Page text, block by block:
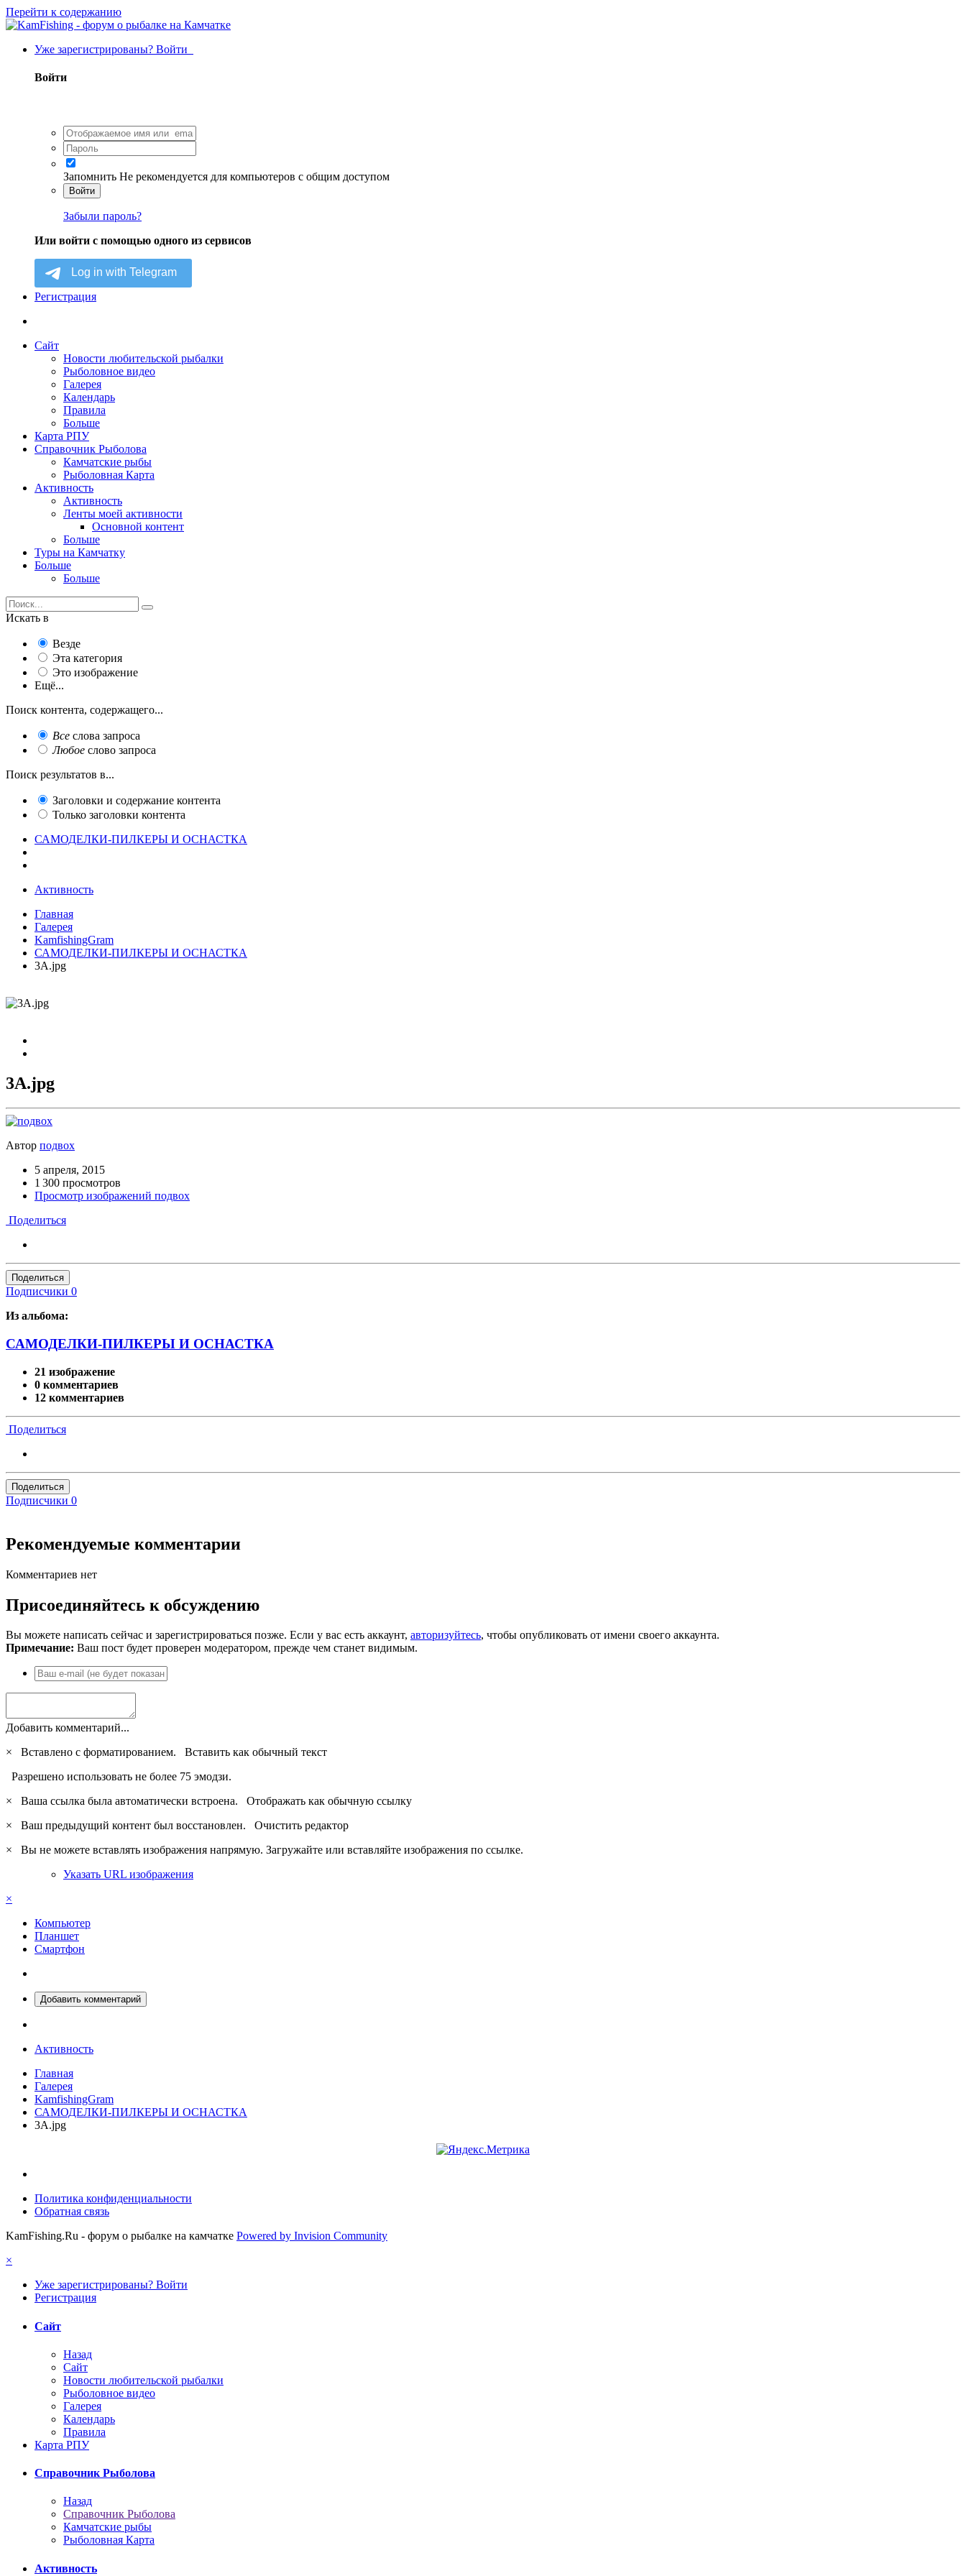
Перейти к содержанию
Уже зарегистрированы? Войти
Войти
Запомнить Не рекомендуется для компьютеров с общим доступом
Войти
Забыли пароль?
Или войти с помощью одного из сервисов
Регистрация
Сайт
Новости любительской рыбалки
Рыболовное видео
Галерея
Календарь
Правила
Больше
Карта РПУ
Справочник Рыболова
Камчатские рыбы
Рыболовная Карта
Активность
Активность
Ленты моей активности
Основной контент
Больше
Туры на Камчатку
Больше
Больше
Искать в
Везде
Эта категория
Это изображение
Ещё...
Поиск контента, содержащего...
Все слова запроса
Любое слово запроса
Поиск результатов в...
Заголовки и содержание контента
Только заголовки контента
САМОДЕЛКИ-ПИЛКЕРЫ И ОСНАСТКА
Активность
Главная
Галерея
KamfishingGram
САМОДЕЛКИ-ПИЛКЕРЫ И ОСНАСТКА
3А.jpg
3А.jpg
Автор подвох
5 апреля, 2015
1 300 просмотров
Просмотр изображений подвох
Поделиться
Поделиться
Подписчики 0
Из альбома:
САМОДЕЛКИ-ПИЛКЕРЫ И ОСНАСТКА
21 изображение
0 комментариев
12 комментариев
Поделиться
Поделиться
Подписчики 0
Рекомендуемые комментарии
Комментариев нет
Присоединяйтесь к обсуждению
Вы можете написать сейчас и зарегистрироваться позже. Если у вас есть аккаунт, авторизуйтесь, чтобы опубликовать от имени своего аккаунта.
Примечание: Ваш пост будет проверен модератором, прежде чем станет видимым.
Добавить комментарий...
×
Вставлено с форматированием. Вставить как обычный текст
Разрешено использовать не более 75 эмодзи.
×
Ваша ссылка была автоматически встроена. Отображать как обычную ссылку
×
Ваш предыдущий контент был восстановлен. Очистить редактор
×
Вы не можете вставлять изображения напрямую. Загружайте или вставляйте изображения по ссылке.
Указать URL изображения
×
Компьютер
Планшет
Смартфон
Добавить комментарий
Активность
Главная
Галерея
KamfishingGram
САМОДЕЛКИ-ПИЛКЕРЫ И ОСНАСТКА
3А.jpg
Политика конфиденциальности
Обратная связь
KamFishing.Ru - форум о рыбалке на камчатке Powered by Invision Community
×
Уже зарегистрированы? Войти
Регистрация
Сайт
Назад
Сайт
Новости любительской рыбалки
Рыболовное видео
Галерея
Календарь
Правила
Карта РПУ
Справочник Рыболова
Назад
Справочник Рыболова
Камчатские рыбы
Рыболовная Карта
Активность